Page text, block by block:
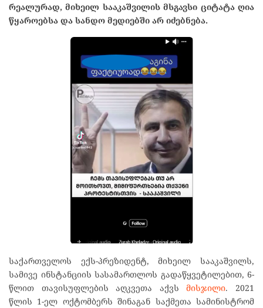
რეალურად, მიხეილ სააკაშვილის მსგავსი ციტატა ღია
წყაროებსა და სანდო მედიებში არ იძებნება.
საქართველოს ექს-პრეზიდენტ, მიხეილ სააკაშვილს,
სამივე ინსტანციის სასამართლოს გადაწყვეტილებით, 6-
წლით თავისუფლების აღკვეთა აქვსმისჯილი. 2021
წლის 1-ელ ოქტომბერს შინაგან საქმეთა სამინისტრომ